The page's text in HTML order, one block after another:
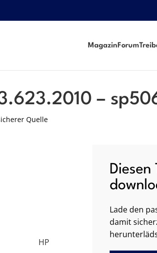
Magazin Forum
–
Quelle
HP
Lade den
damit